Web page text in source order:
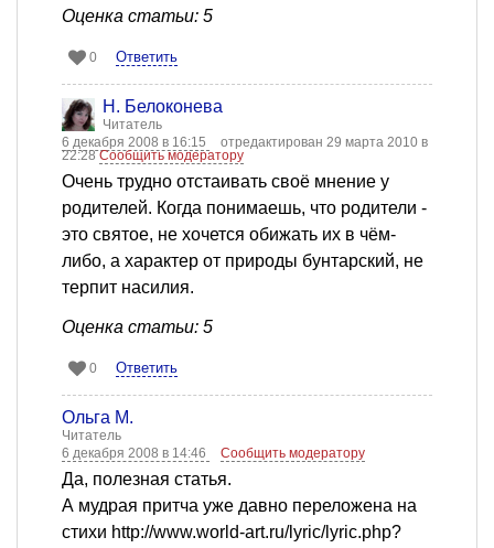
Оценка статьи: 5
0 Ответить
Н. Белоконева
Читатель
6 декабря 2008 в 16:15
отредактирован 29 марта 2010 в
22:28Сообщить модератору
Очень трудно отстаивать своё мнение у
родителей. Когда понимаешь, что родители -
это святое, не хочется обижать их в чём-
либо, а характер от природы бунтарский, не
терпит насилия.
Оценка статьи: 5
0 Ответить
Ольга М.
Читатель
6 декабря 2008 в 14:46
Сообщить модератору
Да, полезная статья.
А мудрая притча уже давно переложена на
стихи http://www.world-art.ru/lyric/lyric.php?